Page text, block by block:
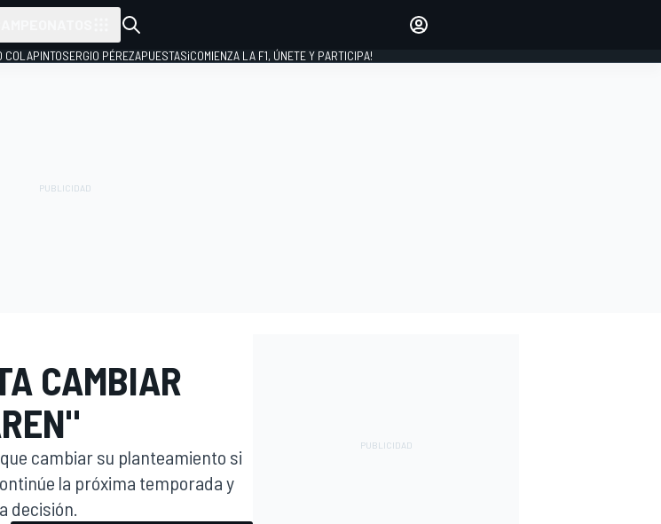
INICIAR SESIÓN
COLAPINTOSERGIO PÉREZAPUESTAS¡COMIENZA LA F1, ÚNETE Y PARTICIPA!
CAMBIAR
cambiar su planteamiento si
la próxima temporada y
decisión.